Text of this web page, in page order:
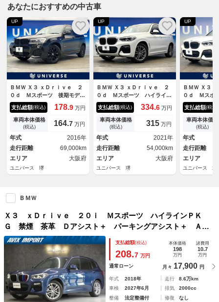
あなたにおすすめの中古車
UP
ＢＭＷ Ｘ３ ｘＤｒｉｖｅ ２
０ｄ Ｍスポーツ 後期モデ
ル 純正１８インチアルミ 革
スポーツシート アダプティブ
クルーズコントロール バック
カメラ シートヒーター メモ
リーシート パワーバックド
ア デュアルオートエアコン
ＨＩＤヘッド
支払総額(税込) 178.9 万円
車両本体価格
(税込) 164.7 万円
年式
2016年
走行距離
69,000km
エリア
大阪府
ユニバース 堺
UP
ＢＭＷ Ｘ３ ｘＤｒｉｖｅ ２
０ｄ Ｍスポーツ ハイライン
ＰＫＧ ヘッドアップディスプ
レイ 純正１９インチアルミ
革シート レーダークルーズコ
ントロール メモリーシート
全周囲カメラ パワーバックド
ア 禁煙車 ｂｌｕｅｔｏｏｔ
ｈ再生 ＥＴＣ
支払総額(税込) 334.6 万円
車両本体価格
(税込) 315 万円
年式
2021年
走行距離
54,000km
エリア
大阪府
ユニバース 堺
UP
ＢＭＷ Ｘ３
０ｄ Ｍスポ
ンルーフ ハ
ジ 純正ナビ
カメラ パー
ラス ドライ
ラス 純正１
ラウンレザ
ート シート
支払総額(税込)
車両本体価格
(税込)
年式
走行距離
エリア
ユニバース 埼
ＢＭＷ
Ｘ３ ｘＤｒｉｖｅ ２０ｉ Ｍスポーツ ハイラインＰＫ
Ｇ 禁煙 茶革 Ｄアシスト＋ パーキングアシスト＋ ＡＣ
Ｃ ＨＵＤ トップＶ ＢＭＷライブＣＰ 前席Ｐシート（運
転席Ｍ付） シートヒーター ナビＴＶ ３ゾーンＡＣ ＬＥ
Ｄライト １９ＡＷ
支払総額(税込)
208.7 万円
本体価格
198
万円
諸費用
10.7
万円
通常ローン 月々 17,900 円
年式 2018年 走行
8.6万km
車検
2027年6月 排気
2000cc
整備
法定整備付 修復
なし